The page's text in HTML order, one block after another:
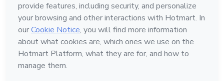
Conheça a Hotmart
Idioma
Português